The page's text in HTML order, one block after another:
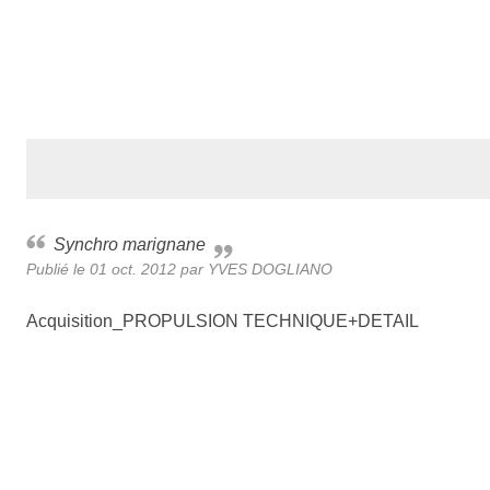
Synchro marignane
Publié le 01 oct. 2012 par YVES DOGLIANO
Acquisition_PROPULSION TECHNIQUE+DETAIL